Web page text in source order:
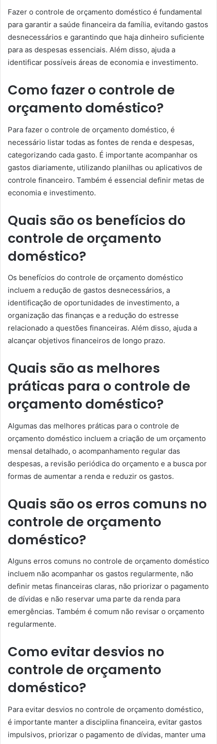
Fazer o controle de orçamento doméstico é fundamental
para garantir a saúde financeira da família, evitando gastos
desnecessários e garantindo que haja dinheiro suficiente
para as despesas essenciais. Além disso, ajuda a
identificar possíveis áreas de economia e investimento.
Como fazer o controle de
orçamento doméstico?
Para fazer o controle de orçamento doméstico, é
necessário listar todas as fontes de renda e despesas,
categorizando cada gasto. É importante acompanhar os
gastos diariamente, utilizando planilhas ou aplicativos de
controle financeiro. Também é essencial definir metas de
economia e investimento.
Quais são os benefícios do
controle de orçamento
doméstico?
Os benefícios do controle de orçamento doméstico
incluem a redução de gastos desnecessários, a
identificação de oportunidades de investimento, a
organização das finanças e a redução do estresse
relacionado a questões financeiras. Além disso, ajuda a
alcançar objetivos financeiros de longo prazo.
Quais são as melhores
práticas para o controle de
orçamento doméstico?
Algumas das melhores práticas para o controle de
orçamento doméstico incluem a criação de um orçamento
mensal detalhado, o acompanhamento regular das
despesas, a revisão periódica do orçamento e a busca por
formas de aumentar a renda e reduzir os gastos.
Quais são os erros comuns no
controle de orçamento
doméstico?
Alguns erros comuns no controle de orçamento doméstico
incluem não acompanhar os gastos regularmente, não
definir metas financeiras claras, não priorizar o pagamento
de dívidas e não reservar uma parte da renda para
emergências. Também é comum não revisar o orçamento
regularmente.
Como evitar desvios no
controle de orçamento
doméstico?
Para evitar desvios no controle de orçamento doméstico,
é importante manter a disciplina financeira, evitar gastos
impulsivos, priorizar o pagamento de dívidas, manter uma